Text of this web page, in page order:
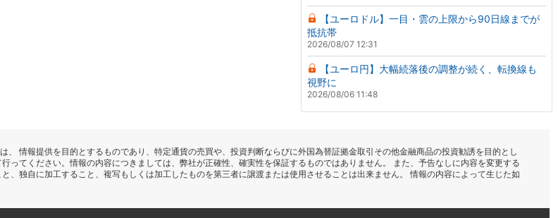
【ユーロドル】一目・雲の上限から90日線までが
抵抗帯
2026/08/07 12:31
【ユーロ円】大幅続落後の調整が続く、転換線も
視野に
2026/08/06 11:48
情報提供を目的とするものであり、特定通貨の売買や、投資判断ならびに外国為替証拠金取引その他金融商品の投資勧誘を目的とし
てください。情報の内容につきましては、弊社が正確性、確実性を保証するものではありません。 また、予告なしに内容を変更する
、独自に加工すること、複写もしくは加工したものを第三者に譲渡または使用させることは出来ません。 情報の内容によって生じた如